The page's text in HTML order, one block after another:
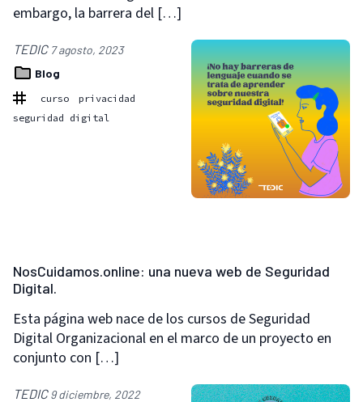
embargo, la barrera del […]
TEDIC 7 agosto, 2023
Blog
curso
privacidad
seguridad digital
NosCuidamos.online: una nueva web de Seguridad
Digital.
Esta página web nace de los cursos de Seguridad
Digital Organizacional en el marco de un proyecto en
conjunto con […]
TEDIC9 diciembre, 2022